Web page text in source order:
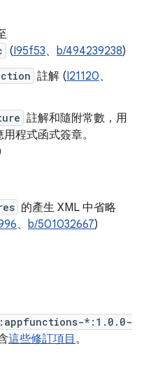
(I95f53、 b/494239238)
註解 (I21120、
註解和隨附常數，用
程式函式簽章。
的產生 XML 中省略
、 b/501032667)
*:1.0.0-
這些修訂項目 。